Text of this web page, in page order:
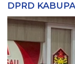
DPRD